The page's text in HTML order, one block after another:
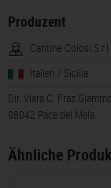
Produzent
Cantine Colosi S.r.l
Italien / Sicilia
Dir. Viara C.
98042 Pace del Mela
Ähnliche